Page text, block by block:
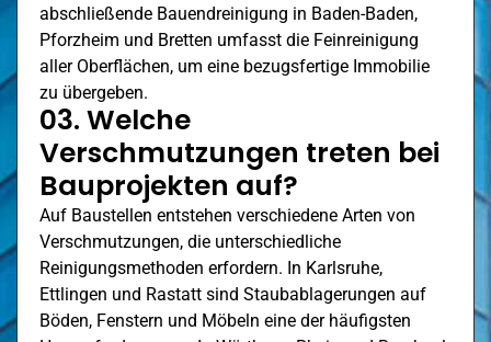
abschließende Bauendreinigung in Baden-Baden,
Pforzheim und Bretten umfasst die Feinreinigung
aller Oberflächen, um eine bezugsfertige Immobilie
zu übergeben.
03. Welche
Verschmutzungen treten bei
Bauprojekten auf?
Auf Baustellen entstehen verschiedene Arten von
Verschmutzungen, die unterschiedliche
Reinigungsmethoden erfordern. In Karlsruhe,
Ettlingen und Rastatt sind Staubablagerungen auf
Böden, Fenstern und Möbeln eine der häufigsten